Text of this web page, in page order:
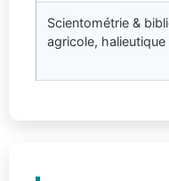
Scientométrie &
agricole,